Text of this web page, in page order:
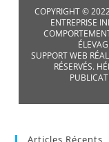
COPYRIGHT ©
ENTREPRISE
SUPPORT WEB
RÉSERVÉS.
Articles Récents